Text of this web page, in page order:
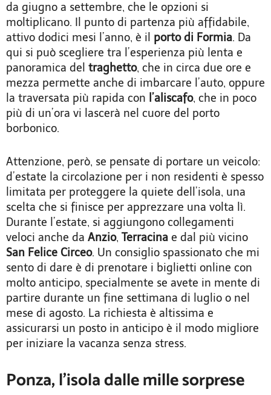
da giugno a settembre, che le opzioni si
moltiplicano. Il punto di partenza più affidabile,
attivo dodici mesi l’anno, è il porto di Formia. Da
qui si può scegliere tra l’esperienza più lenta e
panoramica del traghetto, che in circa due ore e
mezza permette anche di imbarcare l’auto, oppure
la traversata più rapida con l’aliscafo, che in poco
più di un’ora vi lascerà nel cuore del porto
borbonico.
Attenzione, però, se pensate di portare un veicolo:
d’estate la circolazione per i non residenti è spesso
limitata per proteggere la quiete dell’isola, una
scelta che si finisce per apprezzare una volta lì.
Durante l’estate, si aggiungono collegamenti
veloci anche da Anzio, Terracina e dal più vicino
San Felice Circeo. Un consiglio spassionato che mi
sento di dare è di prenotare i biglietti online con
molto anticipo, specialmente se avete in mente di
partire durante un fine settimana di luglio o nel
mese di agosto. La richiesta è altissima e
assicurarsi un posto in anticipo è il modo migliore
per iniziare la vacanza senza stress.
Ponza, l’isola dalle mille sorprese